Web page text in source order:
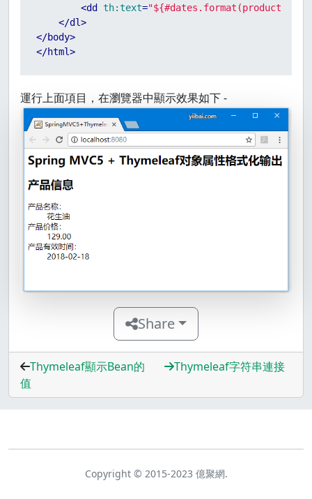
<dd th:text=
</dl>
</body>
</html>
運行上面項目，在瀏覽器中顯示效果如下 -
Share
Thymeleaf顯示Bean的
值
Thymeleaf字符串連接
Copyright © 2015-2023 億聚網.